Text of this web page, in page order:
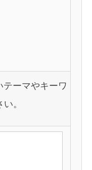
テーマやキーワ
。